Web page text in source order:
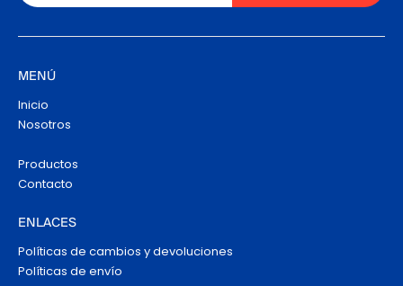
MENÚ
Inicio
Nosotros
Productos
Contacto
ENLACES
Políticas de cambios y devoluciones
Políticas de envío